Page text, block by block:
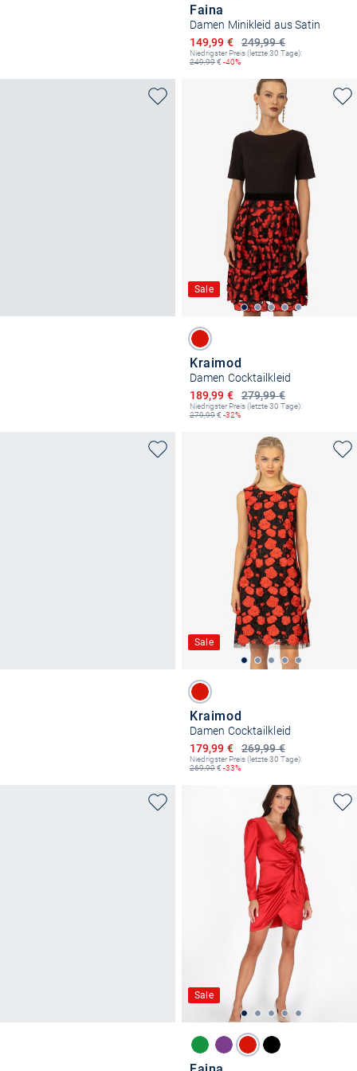
Faina
Damen Minikleid aus Satin
249,99 €
Ermäßigter Preis
149,99 €
Niedrigster Preis (letzte 30 Tage):
249,99€ -40%
Sale
Kraimod
Damen Cocktailkleid
279,99 €
Ermäßigter Preis
189,99 €
Niedrigster Preis (letzte 30 Tage):
279,99€ -32%
Sale
Kraimod
Damen Cocktailkleid
269,99 €
Ermäßigter Preis
179,99 €
Niedrigster Preis (letzte 30 Tage):
269,99€ -33%
Sale